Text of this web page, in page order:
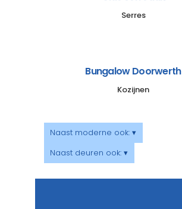
Serres
Bungalow Doorwerth
Kozijnen
Naast moderne ook: ▾
Naast deuren ook: ▾